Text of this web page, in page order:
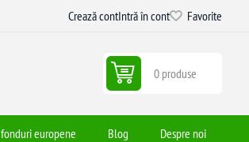
Crează contIntră în cont Favorite
0 produse
europene Blog Despre noi